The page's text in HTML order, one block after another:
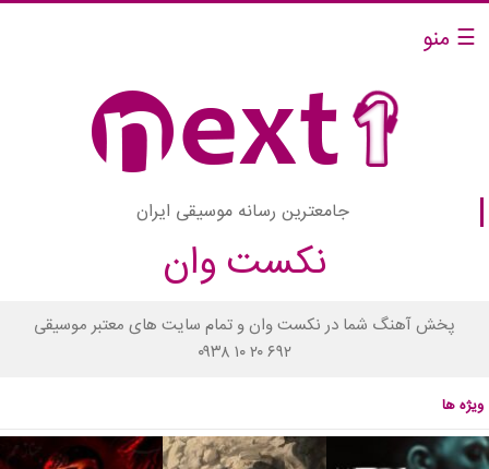
☰ منو
جامعترین رسانه موسیقی ایران
نکست وان
پخش آهنگ شما در نکست وان و تمام سایت های معتبر موسیقی
۰۹۳۸ ۱۰ ۲۰ ۶۹۲
ویژه ها